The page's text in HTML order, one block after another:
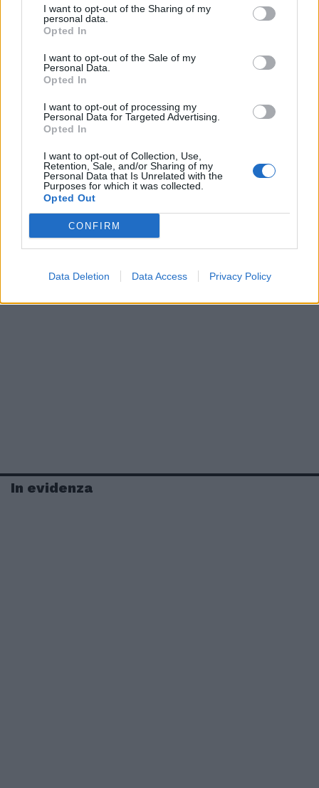
I want to opt-out of the Sharing of my
personal data.
Opted In
I want to opt-out of the Sale of my
Personal Data.
Opted In
I want to opt-out of processing my
Personal Data for Targeted Advertising.
Opted In
I want to opt-out of Collection, Use,
Retention, Sale, and/or Sharing of my
Personal Data that Is Unrelated with the
Purposes for which it was collected.
Opted Out
CONFIRM
Data Deletion Data Access Privacy Policy
In evidenza